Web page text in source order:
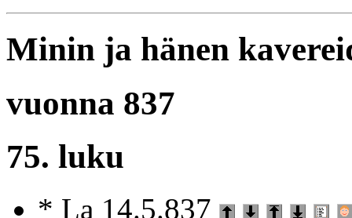
Minin ja hänen
vuonna 837
75. luku
* La 14.5.837